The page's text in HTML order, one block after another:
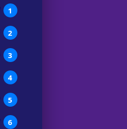
1
2
3
4
5
6